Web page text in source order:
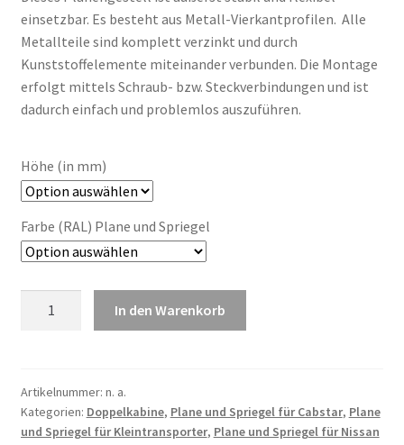
einsetzbar. Es besteht aus Metall-Vierkantprofilen. Alle
Metallteile sind komplett verzinkt und durch
Kunststoffelemente miteinander verbunden. Die Montage
erfolgt mittels Schraub- bzw. Steckverbindungen und ist
dadurch einfach und problemlos auszuführen.
Höhe (in mm)
Farbe (RAL) Plane und Spriegel
Cabstar
35.13
L3
In den Warenkorb
Artikelnummer: n. a.
Kategorien: Doppelkabine, Plane und Spriegel für Cabstar, Plane
und Spriegel für Kleintransporter, Plane und Spriegel für Nissan